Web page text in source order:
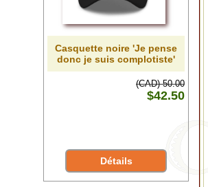
Casquette noire 'Je pense
donc je suis complotiste'
(CAD) 50.00
$42.50
Détails